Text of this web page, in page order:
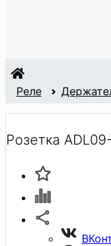
Реле
Розетка